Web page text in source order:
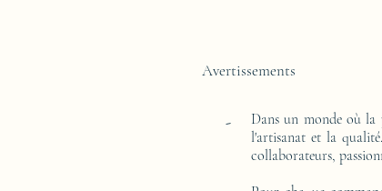
Avertissements
-
Dans un monde où la
l'artisanat et la
collaborateurs,